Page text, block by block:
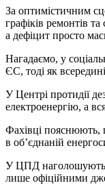
За оптимістичним
графіків ремонтів
а дефіцит просто
Нагадаємо, у
ЄС, тоді як
У Центрі протидії
електроенергію, а
Фахівці пояснюють,
в об’єднаній
У ЦПД наголошують,
лише офіційними